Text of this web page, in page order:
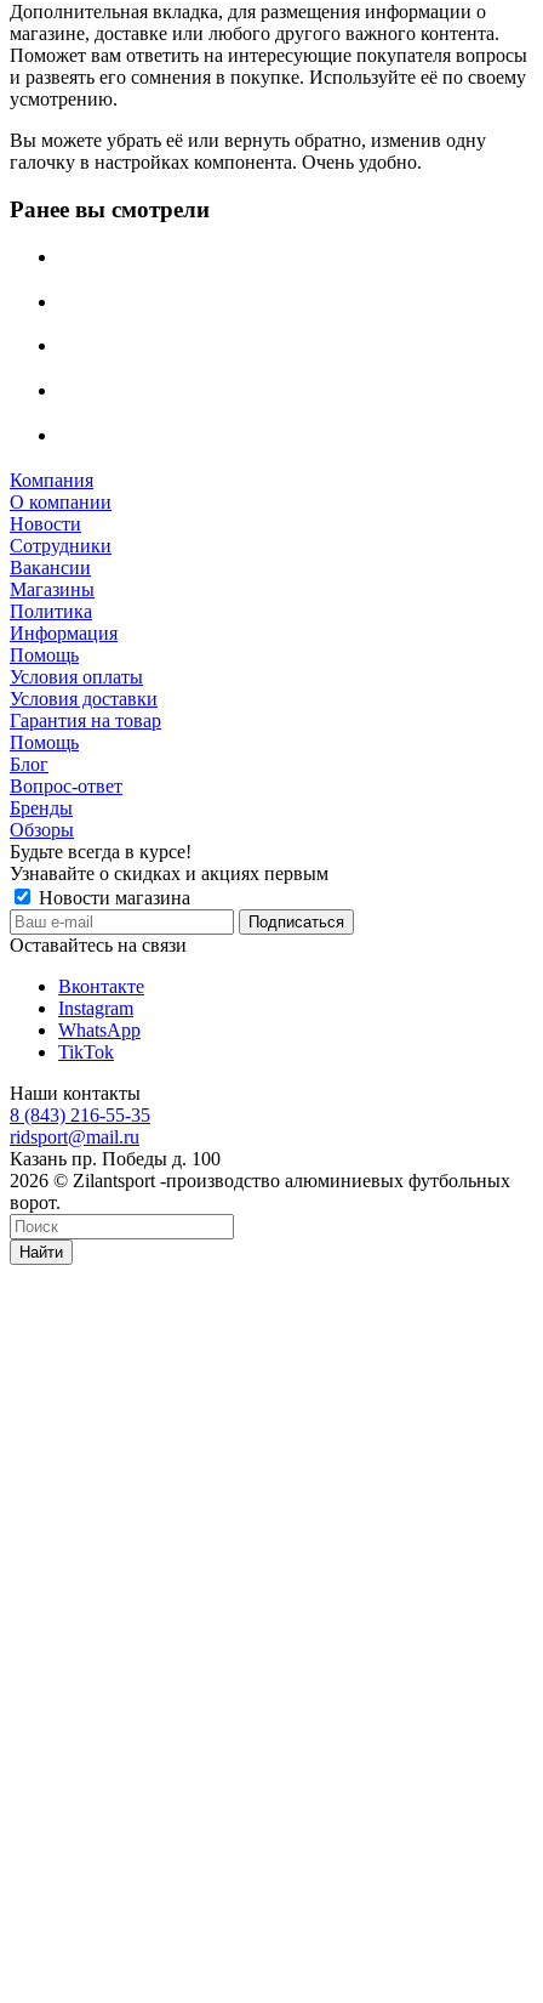
Дополнительная вкладка, для размещения информации о
магазине, доставке или любого другого важного контента.
Поможет вам ответить на интересующие покупателя вопросы
и развеять его сомнения в покупке. Используйте её по своему
усмотрению.
Вы можете убрать её или вернуть обратно, изменив одну
галочку в настройках компонента. Очень удобно.
Ранее вы смотрели
Компания
О компании
Новости
Сотрудники
Вакансии
Магазины
Политика
Информация
Помощь
Условия оплаты
Условия доставки
Гарантия на товар
Помощь
Блог
Вопрос-ответ
Бренды
Обзоры
Будьте всегда в курсе!
Узнавайте о скидках и акциях первым
Новости магазина
Оставайтесь на связи
Вконтакте
Instagram
WhatsApp
TikTok
Наши контакты
8 (843) 216-55-35
ridsport@mail.ru
Казань пр. Победы д. 100
2026 © Zilantsport -производство алюминиевых футбольных
ворот.
Найти